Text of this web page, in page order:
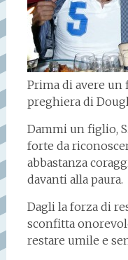
Prima di avere un
preghiera di
Dammi un figlio,
forte da
abbastanza
davanti alla paura.
Dagli la forza di
sconfitta
restare umile e